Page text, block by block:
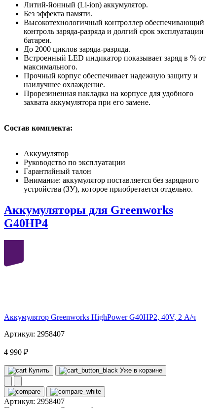
Литий-йонный (Li-ion) аккумулятор.
Без эффекта памяти.
Высокотехнологичный контроллер обеспечивающий
контроль заряда-разряда и долгий срок эксплуатации
батареи.
До 2000 циклов заряда-разряда.
Встроенный LED индикатор показывает заряд в % от
максимального.
Прочный корпус обеспечивает надежную защиту и
наилучшее охлаждение.
Прорезиненная накладка на корпусе для удобного
захвата аккумулятора при его замене.
Состав комплекта:
Аккумулятор
Руководство по эксплуатации
Гарантийный талон
Внимание: аккумулятор поставляется без зарядного
устройства (ЗУ), которое приобретается отдельно.
Аккумуляторы для Greenworks
G40HP4
Аккумулятор Greenworks HighPower G40HP2, 40V, 2 А/ч
Артикул: 2958407
4 990 ₽
Купить Уже в корзине
Артикул: 2958407